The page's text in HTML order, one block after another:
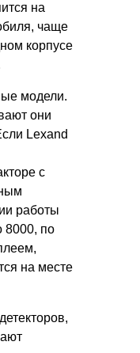
на
чаще
корпусе
модели.
они
Lexand
с
работы
8000, по
на месте